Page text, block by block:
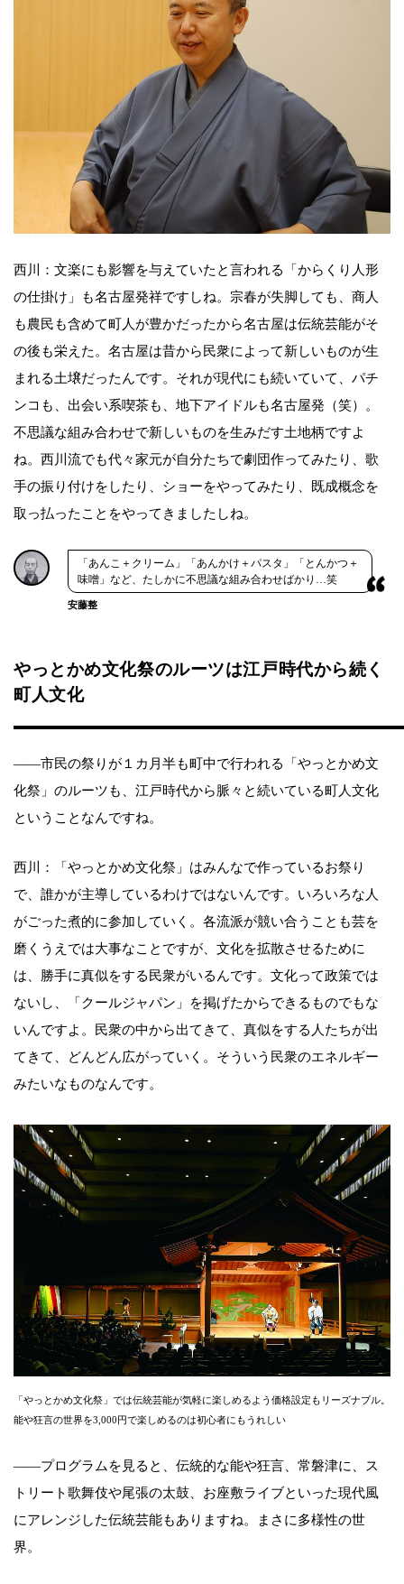
西川：文楽にも影響を与えていたと言われる「からくり人形
の仕掛け」も名古屋発祥ですしね。宗春が失脚しても、商人
も農民も含めて町人が豊かだったから名古屋は伝統芸能がそ
の後も栄えた。名古屋は昔から民衆によって新しいものが生
まれる土壌だったんです。それが現代にも続いていて、パチ
ンコも、出会い系喫茶も、地下アイドルも名古屋発（笑）。
不思議な組み合わせで新しいものを生みだす土地柄ですよ
ね。西川流でも代々家元が自分たちで劇団作ってみたり、歌
手の振り付けをしたり、ショーをやってみたり、既成概念を
取っ払ったことをやってきましたしね。
「あんこ＋クリーム」「あんかけ＋パスタ」「とんかつ＋
味噌」など、たしかに不思議な組み合わせばかり…笑
安藤整
やっとかめ文化祭のルーツは江戸時代から続く
町人文化
——市民の祭りが１カ月半も町中で行われる「やっとかめ文
化祭」のルーツも、江戸時代から脈々と続いている町人文化
ということなんですね。
西川：「やっとかめ文化祭」はみんなで作っているお祭り
で、誰かが主導しているわけではないんです。いろいろな人
がごった煮的に参加していく。各流派が競い合うことも芸を
磨くうえでは大事なことですが、文化を拡散させるために
は、勝手に真似をする民衆がいるんです。文化って政策では
ないし、「クールジャパン」を掲げたからできるものでもな
いんですよ。民衆の中から出てきて、真似をする人たちが出
てきて、どんどん広がっていく。そういう民衆のエネルギー
みたいなものなんです。
「やっとかめ文化祭」では伝統芸能が気軽に楽しめるよう価格設定もリーズナブル。
能や狂言の世界を3,000円で楽しめるのは初心者にもうれしい
——プログラムを見ると、伝統的な能や狂言、常磐津に、ス
トリート歌舞伎や尾張の太鼓、お座敷ライブといった現代風
にアレンジした伝統芸能もありますね。まさに多様性の世
界。